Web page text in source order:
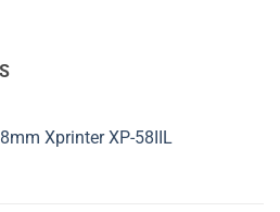
Xprinter XP-58IIL